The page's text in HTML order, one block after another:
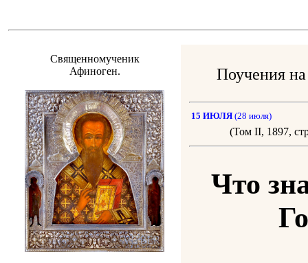
Священномученик
Афиноген.
Поучения
15 ИЮЛЯ (28 июля)
(Том II, 1897,
Что